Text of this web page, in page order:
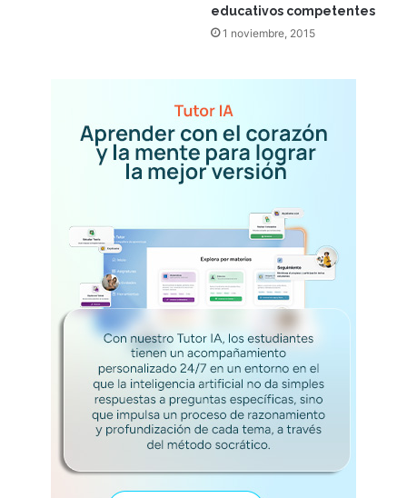
educativos competentes
1 noviembre, 2015